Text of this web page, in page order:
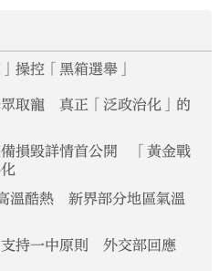
操控「黑箱選舉」
取寵 真正「泛政治化」的
備損毀詳情首公開 「黃金戰
溫酷熱 新界部分地區氣溫
支持一中原則 外交部回應